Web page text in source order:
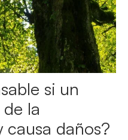
si un
la
causa daños?